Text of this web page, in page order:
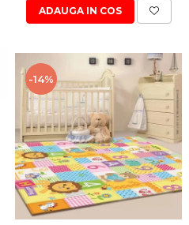
ADAUGA IN COS
-14%